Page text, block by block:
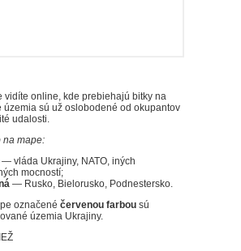
vidíte online, kde prebiehajú bitky na
územia sú už oslobodené od okupantov
udalosti.
na mape:
— vláda Ukrajiny, NATO, iných
mocností;
— Rusko, Bielorusko, Podnestersko.
označené červenou farbou sú
územia Ukrajiny.